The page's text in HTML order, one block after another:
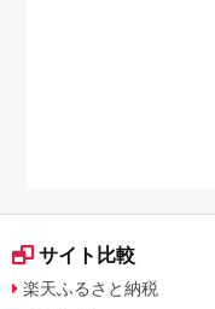
サイト比較
楽天ふるさと納税